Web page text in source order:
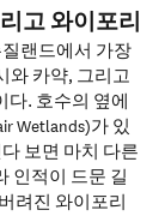
고 와이포리
질랜드에서 가장
와 카약, 그리고
. 호수의 옆에
Wetlands)가 있
보면 마치 다른
인적이 드문 길
려진 와이포리